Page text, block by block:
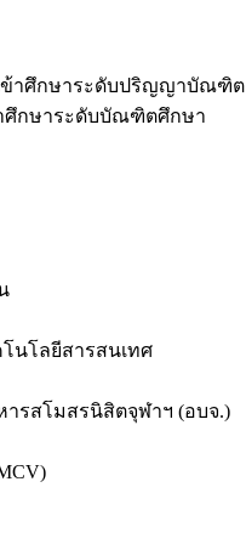
ข้าศึกษาระดับปริญญาบัณฑิต
ศึกษาระดับบัณฑิตศึกษา
นโลยีสารสนเทศ
ารสโมสรนิสิตจุฬาฯ (อบจ.)